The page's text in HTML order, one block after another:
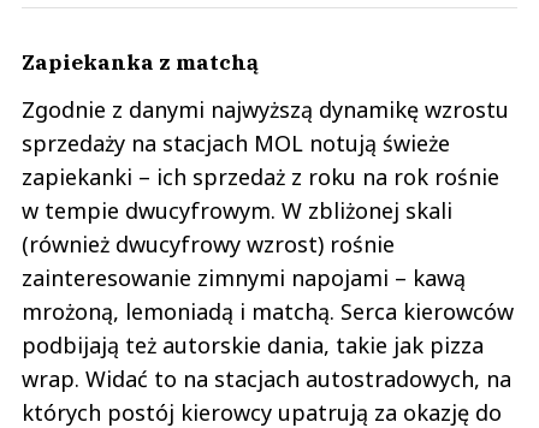
Zapiekanka z matchą
Zgodnie z danymi najwyższą dynamikę wzrostu
sprzedaży na stacjach MOL notują świeże
zapiekanki – ich sprzedaż z roku na rok rośnie
w tempie dwucyfrowym. W zbliżonej skali
(również dwucyfrowy wzrost) rośnie
zainteresowanie zimnymi napojami – kawą
mrożoną, lemoniadą i matchą. Serca kierowców
podbijają też autorskie dania, takie jak pizza
wrap. Widać to na stacjach autostradowych, na
których postój kierowcy upatrują za okazję do